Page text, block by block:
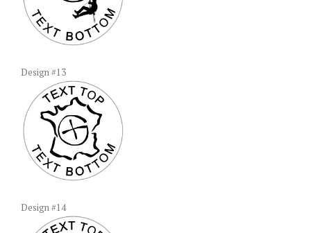
Design #13
Design #14